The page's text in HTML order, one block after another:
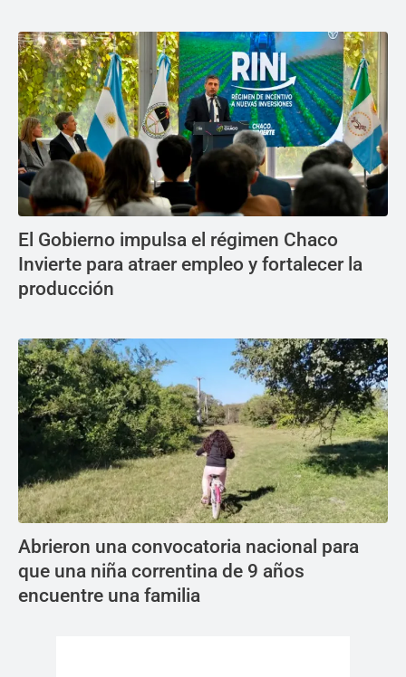
El Gobierno impulsa el régimen Chaco
Invierte para atraer empleo y fortalecer la
producción
Abrieron una convocatoria nacional para
que una niña correntina de 9 años
encuentre una familia